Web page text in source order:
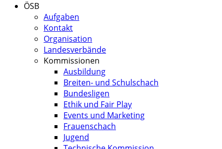
ÖSB
Aufgaben
Kontakt
Organisation
Landesverbände
Kommissionen
Ausbildung
Breiten- und Schulschach
Bundesligen
Ethik und Fair Play
Events und Marketing
Frauenschach
Jugend